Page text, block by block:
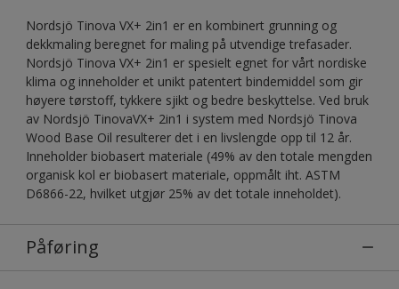
Nordsjö Tinova VX+ 2in1 er en kombinert grunning og
dekkmaling beregnet for maling på utvendige trefasader.
Nordsjö Tinova VX+ 2in1 er spesielt egnet for vårt nordiske
klima og inneholder et unikt patentert bindemiddel som gir
høyere tørstoff, tykkere sjikt og bedre beskyttelse. Ved bruk
av Nordsjö TinovaVX+ 2in1 i system med Nordsjö Tinova
Wood Base Oil resulterer det i en livslengde opp til 12 år.
Inneholder biobasert materiale (49% av den totale mengden
organisk kol er biobasert materiale, oppmålt iht. ASTM
D6866-22, hvilket utgjør 25% av det totale inneholdet).
Påføring